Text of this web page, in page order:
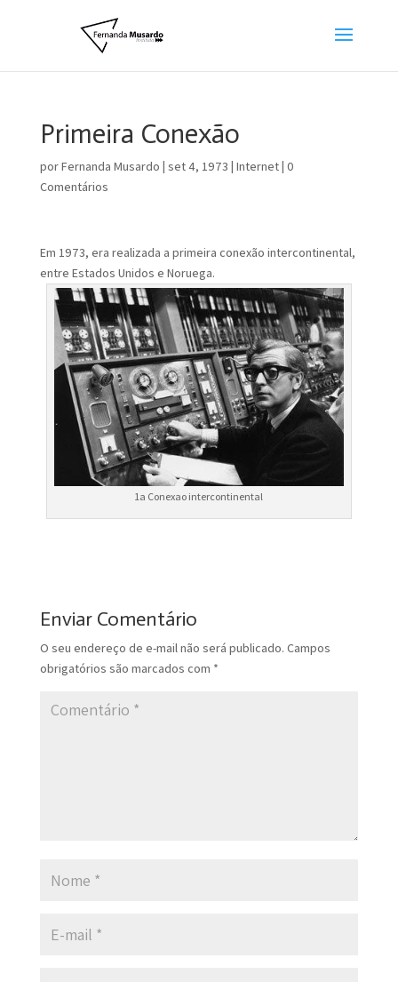
Primeira Conexão
porFernanda Musardo | set 4, 1973 | Internet| 0
Comentários
Em 1973, era realizada a primeira conexão intercontinental,
entre Estados Unidos e Noruega.
1a Conexao intercontinental
Enviar Comentário
O seu endereço de e-mail não será publicado. Campos
obrigatórios são marcados com *